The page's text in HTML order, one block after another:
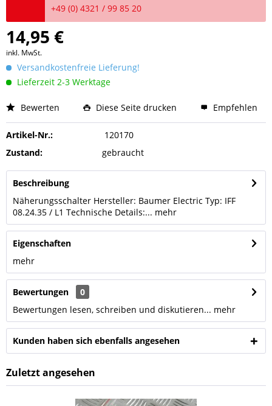
+49 (0) 4321 / 99 85 20
14,95 €
inkl. MwSt.
Versandkostenfreie Lieferung!
Lieferzeit 2-3 Werktage
Bewerten Diese Seite drucken Empfehlen
Artikel-Nr.:
120170
Zustand:
gebraucht
Beschreibung
Näherungsschalter Hersteller: Baumer Electric Typ: IFF
08.24.35 / L1 Technische Details:... mehr
Eigenschaften
mehr
Bewertungen
0
Bewertungen lesen, schreiben und diskutieren... mehr
Kunden haben sich ebenfalls angesehen
Zuletzt angesehen